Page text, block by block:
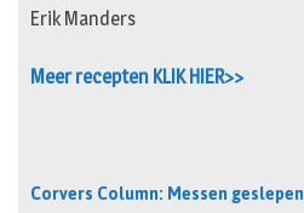
Erik Manders
Meer recepten KLIK HIER>>
Corvers Column: Messen geslepen